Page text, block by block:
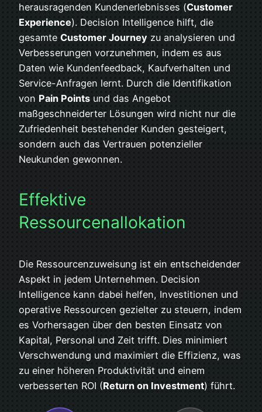
herausragenden Kundenerlebnisses (Customer
Experience). Decision Intelligence hilft, die
gesamte Customer Journey zu analysieren und
Verbesserungen vorzunehmen, indem es aus
Daten wie Kundenfeedback, Kaufverhalten und
Service-Anfragen lernt. Durch die Identifikation
von Pain Points und das Angebot
maßgeschneiderter Lösungen wird nicht nur die
Zufriedenheit bestehender Kunden gesteigert,
sondern auch das Vertrauen potenzieller
Neukunden gewonnen.
Effektive
Ressourcenallokation
Die Ressourcenzuweisung ist ein entscheidender
Aspekt in jedem Unternehmen. Decision
Intelligence kann dabei helfen, Investitionen und
operative Ressourcen gezielter zu steuern, indem
es Vorhersagen über den besten Einsatz von
Kapital, Personal und Zeit trifft. Dies minimiert
Verschwendung und maximiert die Effizienz, was
zu einer höheren Produktivität und einem
verbesserten ROI (Return on Investment) führt.